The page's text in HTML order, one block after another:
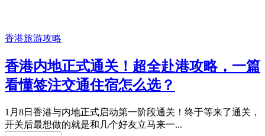
香港旅游攻略
香港内地正式通关！超全赴港攻略，一篇
看懂签注交通住宿怎么选？
1月8日香港与内地正式启动第一阶段通关！终于等来了通关，
开关后最想做的就是和几个好友立马来一...